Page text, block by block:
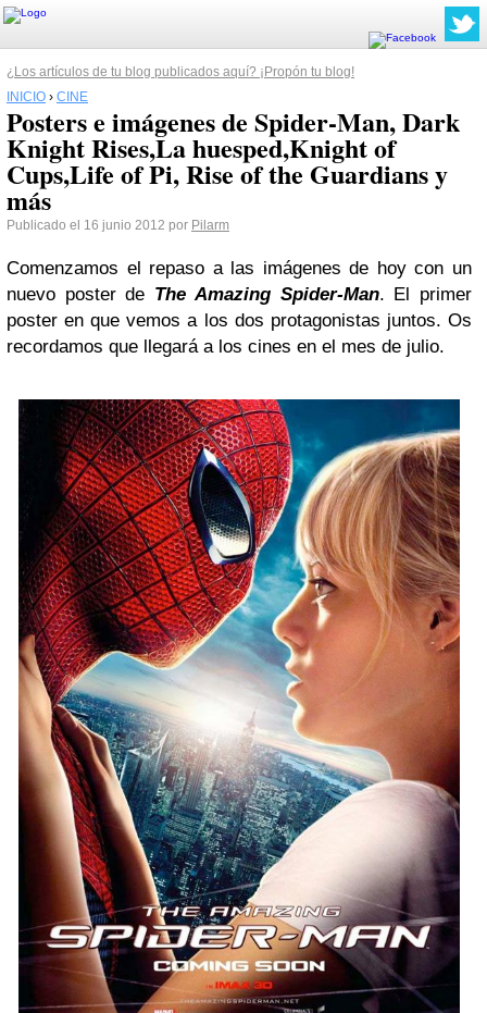
¿Los artículos de tu blog publicados aquí? ¡Propón tu blog!
INICIO › CINE
Posters e imágenes de Spider-Man, Dark
Knight Rises,La huesped,Knight of
Cups,Life of Pi, Rise of the Guardians y
más
Publicado el 16 junio 2012 por Pilarm
Comenzamos el repaso a las imágenes de hoy con un
nuevo poster de The Amazing Spider-Man. El primer
poster en que vemos a los dos protagonistas juntos. Os
recordamos que llegará a los cines en el mes de julio.